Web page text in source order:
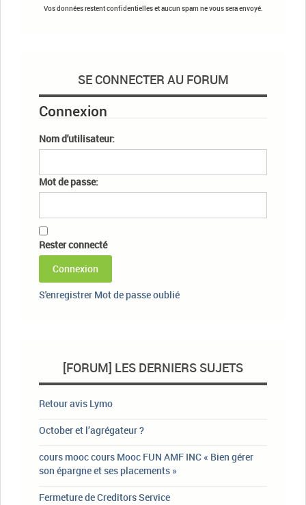
Vos données restent confidentielles et aucun spam ne vous sera envoyé.
SE CONNECTER AU FORUM
Connexion
Nom d'utilisateur:
Mot de passe:
Rester connecté
Connexion
S'enregistrer Mot de passe oublié
[FORUM] LES DERNIERS SUJETS
Retour avis Lymo
October et l’agrégateur ?
cours mooc cours Mooc FUN AMF INC « Bien gérer
son épargne et ses placements »
Fermeture de Creditors Service